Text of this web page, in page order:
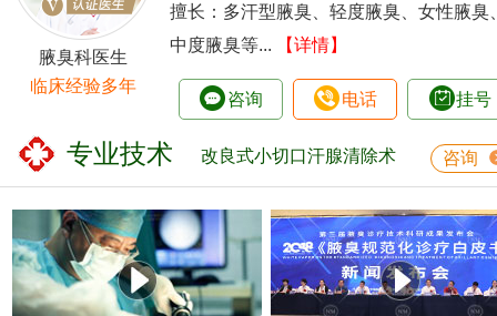
腋臭科医生
临床经验多年
擅长：多汗型腋臭、轻度腋臭、女性腋臭
中度腋臭等...
【详情】
咨询 电话 挂号
专业技术 改良式小切口汗腺清除术 咨询